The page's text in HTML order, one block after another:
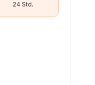
24 Std.